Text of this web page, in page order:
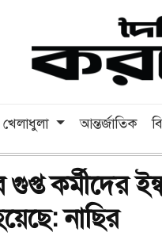
খেলাধুলা আন্তর্জাতিক
গুপ্ত
নাছির